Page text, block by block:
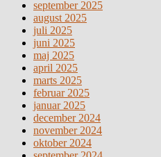
september 2025
august 2025
juli 2025
juni 2025
maj 2025
april 2025
marts 2025
februar 2025
januar 2025
december 2024
november 2024
oktober 2024